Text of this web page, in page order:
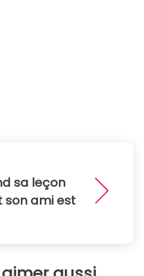
sa leçon
son ami est